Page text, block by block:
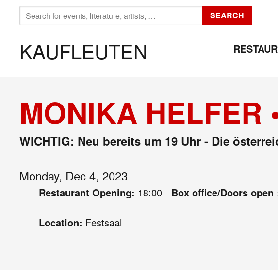
SEARCH
FOR:
SEARCH
KAUFLEUTEN
MONIKA HELFER
WICHTIG: Neu bereits um 19 Uhr - Die
Monday, Dec 4, 2023
Restaurant Opening: 18:00 Box office/Doors open
Location: Festsaal